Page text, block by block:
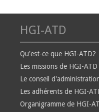
HGI-ATD
Qu'est-ce que HGI-ATD?
Les missions de HGI-ATD
Le conseil
Les adhérents de HGI-
Organigramme de HGI-